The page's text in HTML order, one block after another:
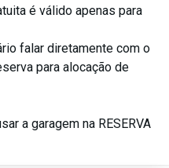
é válido apenas para
falar diretamente com o
para alocação de
a garagem na RESERVA